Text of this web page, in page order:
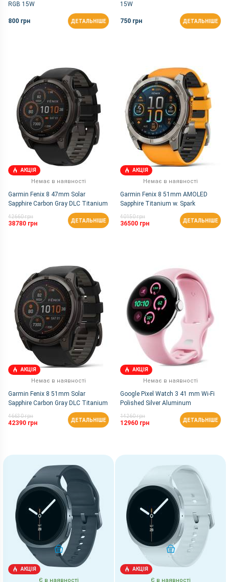
RGB 15W
800 грн ДЕТАЛЬНІШЕ
15W
750 грн ДЕТАЛЬНІШЕ
АКЦІЯ
Немає в наявності
Garmin Fenix 8 47mm Solar
Sapphire Carbon Gray DLC Titanium
42660 грн
38780 грн ДЕТАЛЬНІШЕ
АКЦІЯ
Немає в наявності
Garmin Fenix 8 51mm AMOLED
Sapphire Titanium w. Spark
Orange/Graphite Silicone Band
40150 грн
36500 грн ДЕТАЛЬНІШЕ
АКЦІЯ
Немає в наявності
Garmin Fenix 8 51mm Solar
Sapphire Carbon Gray DLC Titanium
46630 грн
42390 грн ДЕТАЛЬНІШЕ
АКЦІЯ
Немає в наявності
Google Pixel Watch 3 41 mm Wi-Fi
Polished Silver Aluminum
Case/Rose Quartz Active Band
14260 грн
12960 грн ДЕТАЛЬНІШЕ
АКЦІЯ
Є в наявності
КУПИТИ
АКЦІЯ
Є в наявності
КУПИТИ